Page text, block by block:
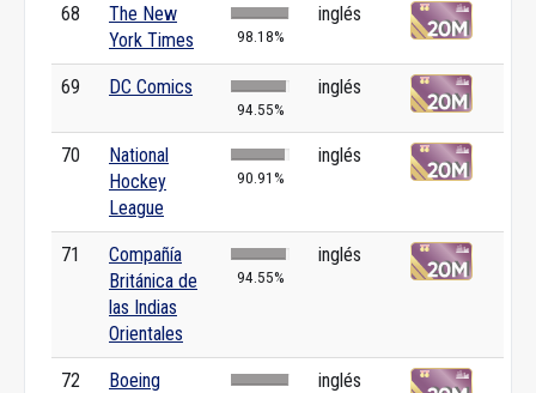
68
The New
York Times
98.18%
inglés
69 DC Comics
94.55%
inglés
70
National
Hockey
League
90.91%
inglés
71
Compañía
Británica de
las Indias
Orientales
94.55%
inglés
72 Boeing inglés